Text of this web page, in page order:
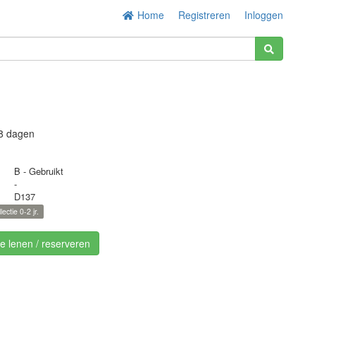
Home Registreren Inloggen
dagen
B - Gebruikt
-
D137
0-2 jr.
lenen / reserveren